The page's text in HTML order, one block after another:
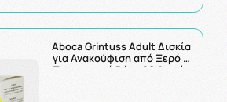
Aboca Grintuss Adult Δισκία
για Ανακούφιση από Ξερό &
Παραγωγικό Βήχα 20 Δισκία